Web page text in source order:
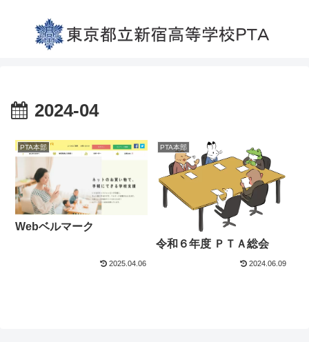
2024-04
PTA本部
Webベルマーク
2025.04.06
PTA本部
令和６年度 ＰＴＡ総会
2024.06.09